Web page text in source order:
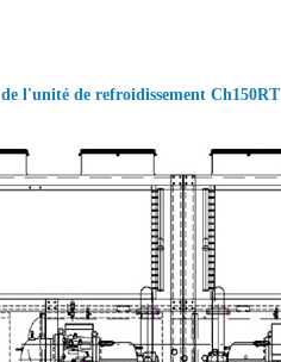
de l'unité de refroidissement Ch150RT